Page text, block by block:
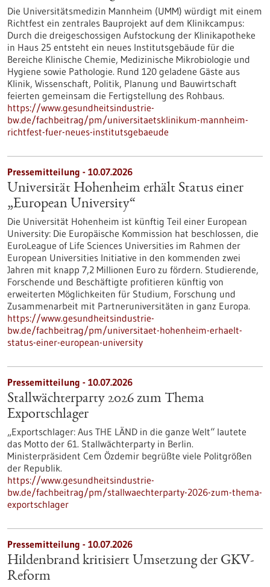
Die Universitätsmedizin Mannheim (UMM) würdigt mit einem
Richtfest ein zentrales Bauprojekt auf dem Klinikcampus:
Durch die dreigeschossigen Aufstockung der Klinikapotheke
in Haus 25 entsteht ein neues Institutsgebäude für die
Bereiche Klinische Chemie, Medizinische Mikrobiologie und
Hygiene sowie Pathologie. Rund 120 geladene Gäste aus
Klinik, Wissenschaft, Politik, Planung und Bauwirtschaft
feierten gemeinsam die Fertigstellung des Rohbaus.
https://www.gesundheitsindustrie-
bw.de/fachbeitrag/pm/universitaetsklinikum-mannheim-
richtfest-fuer-neues-institutsgebaeude
Pressemitteilung - 10.07.2026
Universität Hohenheim erhält Status einer
„European University“
Die Universität Hohenheim ist künftig Teil einer European
University: Die Europäische Kommission hat beschlossen, die
EuroLeague of Life Sciences Universities im Rahmen der
European Universities Initiative in den kommenden zwei
Jahren mit knapp 7,2 Millionen Euro zu fördern. Studierende,
Forschende und Beschäftigte profitieren künftig von
erweiterten Möglichkeiten für Studium, Forschung und
Zusammenarbeit mit Partneruniversitäten in ganz Europa.
https://www.gesundheitsindustrie-
bw.de/fachbeitrag/pm/universitaet-hohenheim-erhaelt-
status-einer-european-university
Pressemitteilung - 10.07.2026
Stallwächterparty 2026 zum Thema
Exportschlager
„Exportschlager: Aus THE LÄND in die ganze Welt“ lautete
das Motto der 61. Stallwächterparty in Berlin.
Ministerpräsident Cem Özdemir begrüßte viele Politgrößen
der Republik.
https://www.gesundheitsindustrie-
bw.de/fachbeitrag/pm/stallwaechterparty-2026-zum-thema-
exportschlager
Pressemitteilung - 10.07.2026
Hildenbrand kritisiert Umsetzung der GKV-
Reform